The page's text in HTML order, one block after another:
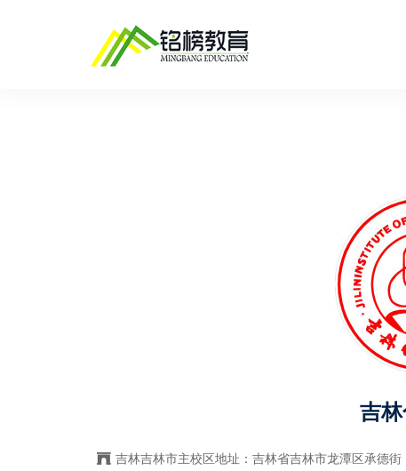
吉
吉林吉林市主校区地址：吉林省吉林市龙潭区承德